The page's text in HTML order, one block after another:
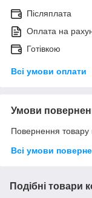
Післяплата
Оплата на
Готівкою
Всі умови оплати
Умови
Повернення товару
Всі умови
Подібні товари